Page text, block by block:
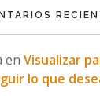
en Visualizar
lo que